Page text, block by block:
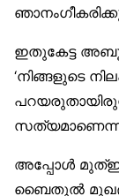
ഇതുകേട്ട
‘നിങ്ങളുടെ
അപ്പോൾ
ബൈതുൽ